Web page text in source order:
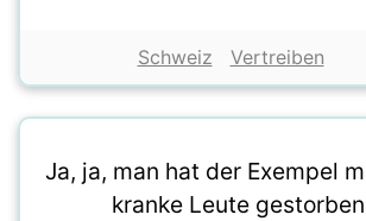
Schweiz Vertreiben
Ja, ja, man hat der Exempel
kranke Leute